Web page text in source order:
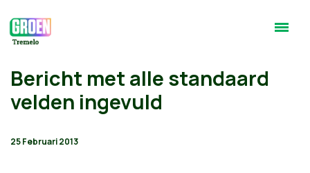
Bericht met alle standaard
velden ingevuld
25 Februari 2013